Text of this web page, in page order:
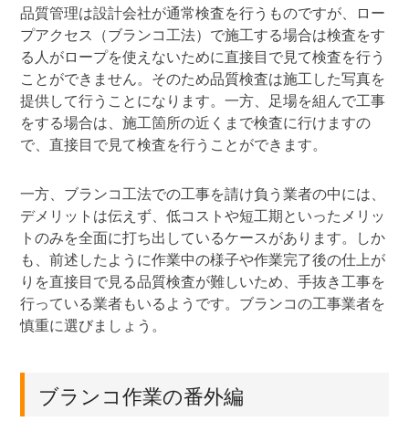
品質管理は設計会社が通常検査を行うものですが、ロー
プアクセス（ブランコ工法）で施工する場合は検査をす
る人がロープを使えないために直接目で見て検査を行う
ことができません。そのため品質検査は施工した写真を
提供して行うことになります。一方、足場を組んで工事
をする場合は、施工箇所の近くまで検査に行けますの
で、直接目で見て検査を行うことができます。
一方、ブランコ工法での工事を請け負う業者の中には、
デメリットは伝えず、低コストや短工期といったメリッ
トのみを全面に打ち出しているケースがあります。しか
も、前述したように作業中の様子や作業完了後の仕上が
りを直接目で見る品質検査が難しいため、手抜き工事を
行っている業者もいるようです。ブランコの工事業者を
慎重に選びましょう。
ブランコ作業の番外編